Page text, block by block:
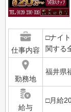
仕事内容
□ナイ
関する
勤務地
福井県
給与
□月給